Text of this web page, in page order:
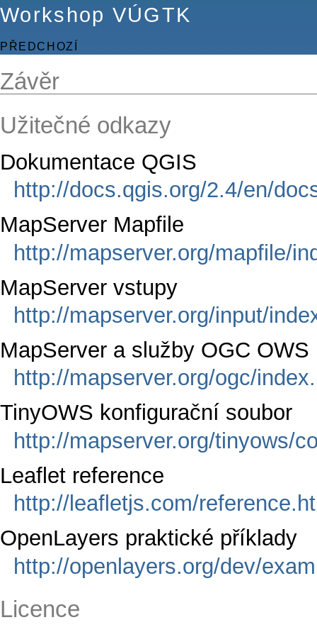
Workshop VÚGTK
PŘEDCHOZÍ
Závěr
Užitečné odkazy
Dokumentace QGIS
http://docs.qgis.org/2.4/en/
MapServer Mapfile
http://mapserver.org/mapfile/
MapServer vstupy
http://mapserver.org/input/
MapServer a služby OGC OWS
http://mapserver.org/ogc/
TinyOWS konfigurační soubor
http://mapserver.org/tinyows/
Leaflet reference
http://leafletjs.com/
OpenLayers praktické příklady
http://openlayers.org/dev/
Licence